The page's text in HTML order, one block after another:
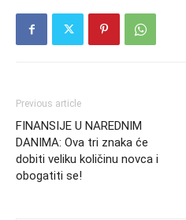
Previous article
FINANSIJE U NAREDNIM
DANIMA: Ova tri znaka će
dobiti veliku količinu novca i
obogatiti se!